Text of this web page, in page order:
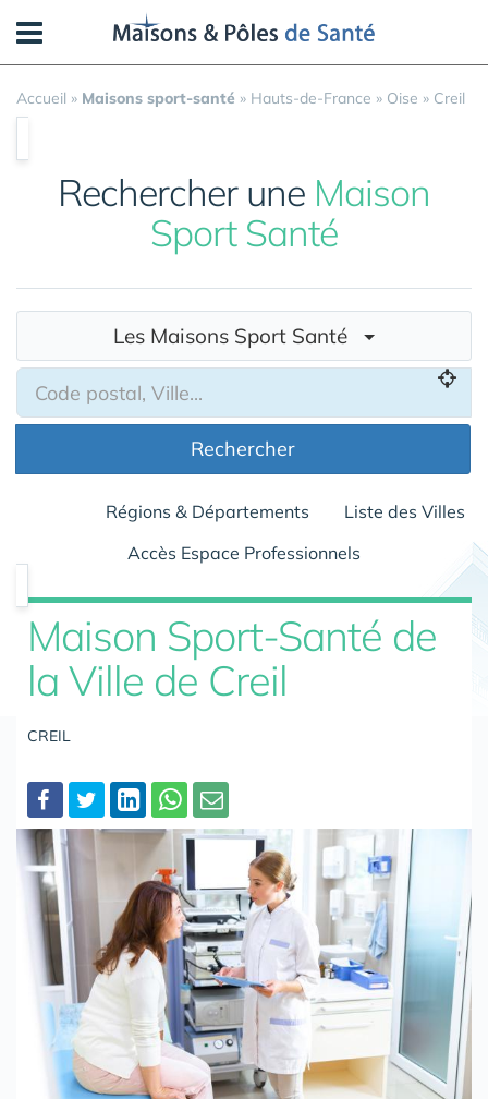
Accueil » Maisons sport-santé » Hauts-de-France » Oise » Creil
Rechercher une Maison
Sport Santé
Les Maisons Sport Santé
Rechercher
Régions & Départements
Liste des Villes
Accès Espace Professionnels
Maison Sport-Santé de
la Ville de Creil
CREIL
Partager
Panneau de gestion des cookies